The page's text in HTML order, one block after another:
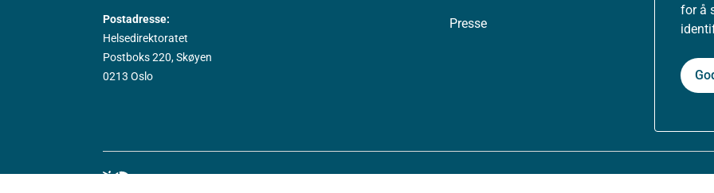
for å
Postadresse:
Helsedirektoratet
Postboks 220, Skøyen
0213 Oslo
Presse